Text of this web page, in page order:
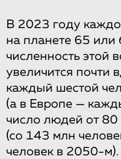
В 2023 году
на планете 65
численность этой
увеличится почти
каждый шестой
(а в Европе —
число людей от 80
(со 143 млн
человек в 2050-м).